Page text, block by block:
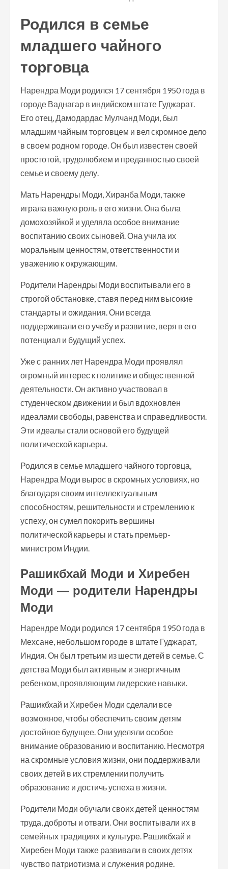
Родился в семье
младшего чайного
торговца
Нарендра Моди родился 17 сентября 1950 года в
городе Ваднагар в индийском штате Гуджарат.
Его отец, Дамодардас Мулчанд Моди, был
младшим чайным торговцем и вел скромное дело
в своем родном городе. Он был известен своей
простотой, трудолюбием и преданностью своей
семье и своему делу.
Мать Нарендры Моди, Хиранба Моди, также
играла важную роль в его жизни. Она была
домохозяйкой и уделяла особое внимание
воспитанию своих сыновей. Она учила их
моральным ценностям, ответственности и
уважению к окружающим.
Родители Нарендры Моди воспитывали его в
строгой обстановке, ставя перед ним высокие
стандарты и ожидания. Они всегда
поддерживали его учебу и развитие, веря в его
потенциал и будущий успех.
Уже с ранних лет Нарендра Моди проявлял
огромный интерес к политике и общественной
деятельности. Он активно участвовал в
студенческом движении и был вдохновлен
идеалами свободы, равенства и справедливости.
Эти идеалы стали основой его будущей
политической карьеры.
Родился в семье младшего чайного торговца,
Нарендра Моди вырос в скромных условиях, но
благодаря своим интеллектуальным
способностям, решительности и стремлению к
успеху, он сумел покорить вершины
политической карьеры и стать премьер-
министром Индии.
Рашикбхай Моди и Хиребен
Моди — родители Нарендры
Моди
Нарендре Моди родился 17 сентября 1950 года в
Мехсане, небольшом городе в штате Гуджарат,
Индия. Он был третьим из шести детей в семье. С
детства Моди был активным и энергичным
ребенком, проявляющим лидерские навыки.
Рашикбхай и Хиребен Моди сделали все
возможное, чтобы обеспечить своим детям
достойное будущее. Они уделяли особое
внимание образованию и воспитанию. Несмотря
на скромные условия жизни, они поддерживали
своих детей в их стремлении получить
образование и достичь успеха в жизни.
Родители Моди обучали своих детей ценностям
труда, доброты и отваги. Они воспитывали их в
семейных традициях и культуре. Рашикбхай и
Хиребен Моди также развивали в своих детях
чувство патриотизма и служения родине.